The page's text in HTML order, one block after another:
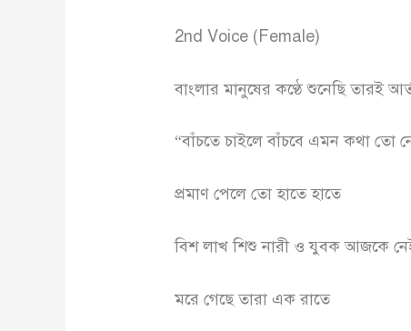
2nd Voice (Female)
বাংলার মানুষের কণ্ঠে শুনেছি তারই
“বাঁচতে চাইলে বাঁচবে এমন কথা তো
প্রমাণ পেলে তো হাতে হাতে
বিশ লাখ শিশু নারী ও যুবক আজকে
মরে গেছে তারা এক রাতে